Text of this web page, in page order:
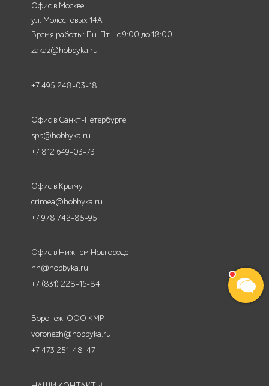
Офис в Москве
ул. Молостовых 14А
Время работы: Пн-Пт - с 9:00 до 18:00
zakaz@hobbyka.ru
+7 495 248-03-18
Офис в Санкт-Петербурге
spb@hobbyka.ru
+7 812 649-03-73
Офис в Крыму
crimea@hobbyka.ru
+7 978 742-85-95
Офис в Нижнем Новгороде
nn@hobbyka.ru
+7 (831) 228-16-84
Воронеж: ООО КМР
voronezh@hobbyka.ru
+7 473 251-48-47